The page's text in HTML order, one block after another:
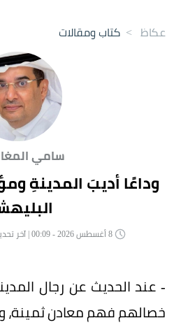
عكاظ > كتاب ومقالات
سامي
وداعًا أديبَ المدينةِ
- عند الحديث عن رجال
خصالهم فهم معادن ثمينة،